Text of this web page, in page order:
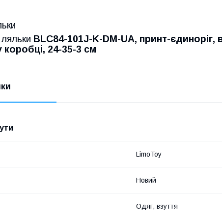
BLC84-101J-K-DM-UA, принт-єдиноріг,
коробці, 24-35-3 см
LimoToy
Новий
Одяг, взуття